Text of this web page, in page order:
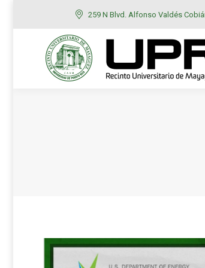
259 N Blvd. Alfonso Valdés
RUM